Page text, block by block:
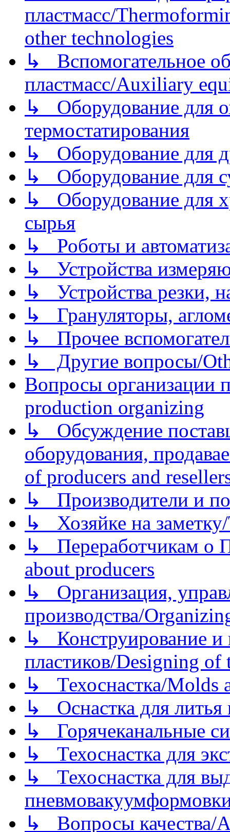
пластмасс/
other technologies
↳ Вспомогательное
пластмасс/Auxiliary
↳ Оборудование для
термостатирования
↳ Оборудование для
↳ Оборудование для
↳ Оборудование для
сырья
↳ Роботы и
↳ Устройства
↳ Устройства резки,
↳ Грануляторы,
↳ Прочее
↳ Другие вопросы/
Вопросы организации
production organizing
↳ Обсуждение
оборудования,
of producers and
↳ Производители и
↳ Хозяйке на
↳ Переработчикам о
about producers
↳ Организация,
производства/
↳ Конструирование и
пластиков/Designing of
↳ Техоснастка/Molds
↳ Оснастка для литья
↳ Горячеканальные
↳ Техоснастка для
↳ Техоснастка для
↳ Вопросы качества/